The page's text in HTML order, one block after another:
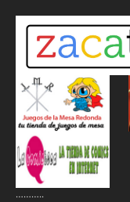
………..